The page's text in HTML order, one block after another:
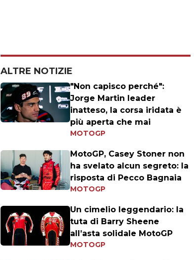
ALTRE NOTIZIE
"Non capisco perché":
Jorge Martin leader
inatteso, la corsa iridata è
più aperta che mai
MOTOGP
MotoGP, Casey Stoner non
ha svelato alcun segreto: la
risposta di Pecco Bagnaia
MOTOGP
Un cimelio leggendario: la
tuta di Barry Sheene
all’asta solidale MotoGP
MOTOGP